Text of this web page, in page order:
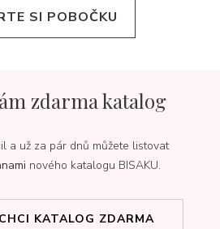
SI POBOČKU
zdarma katalog
a už za pár dnů můžete listovat
nového katalogu BISAKU.
CHCI KATALOG ZDARMA